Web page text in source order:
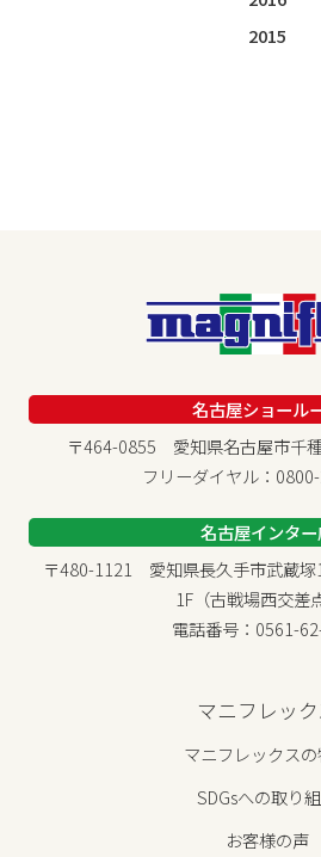
2015
名古屋ショール
〒464-0855 愛知県名古屋市千
フリーダイヤル：
名古屋インタ
〒480-1121 愛知県長久手市武蔵塚
1F（古戦場西交差
電話番号：0561-
マニフレック
マニフレックス
SDGsへの取り
お客様の声